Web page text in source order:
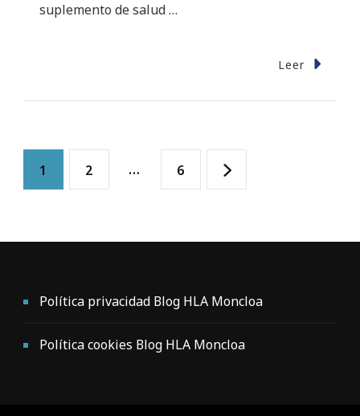
suplemento de salud …
Leer
Paginación
entradas
Página
1 Página
2 … Página
6
Política privacidad Blog HLA Moncloa
Política cookies Blog HLA Moncloa